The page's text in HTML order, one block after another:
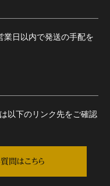
業日以内で発送の手配を
以下のリンク先をご確認
問はこちら